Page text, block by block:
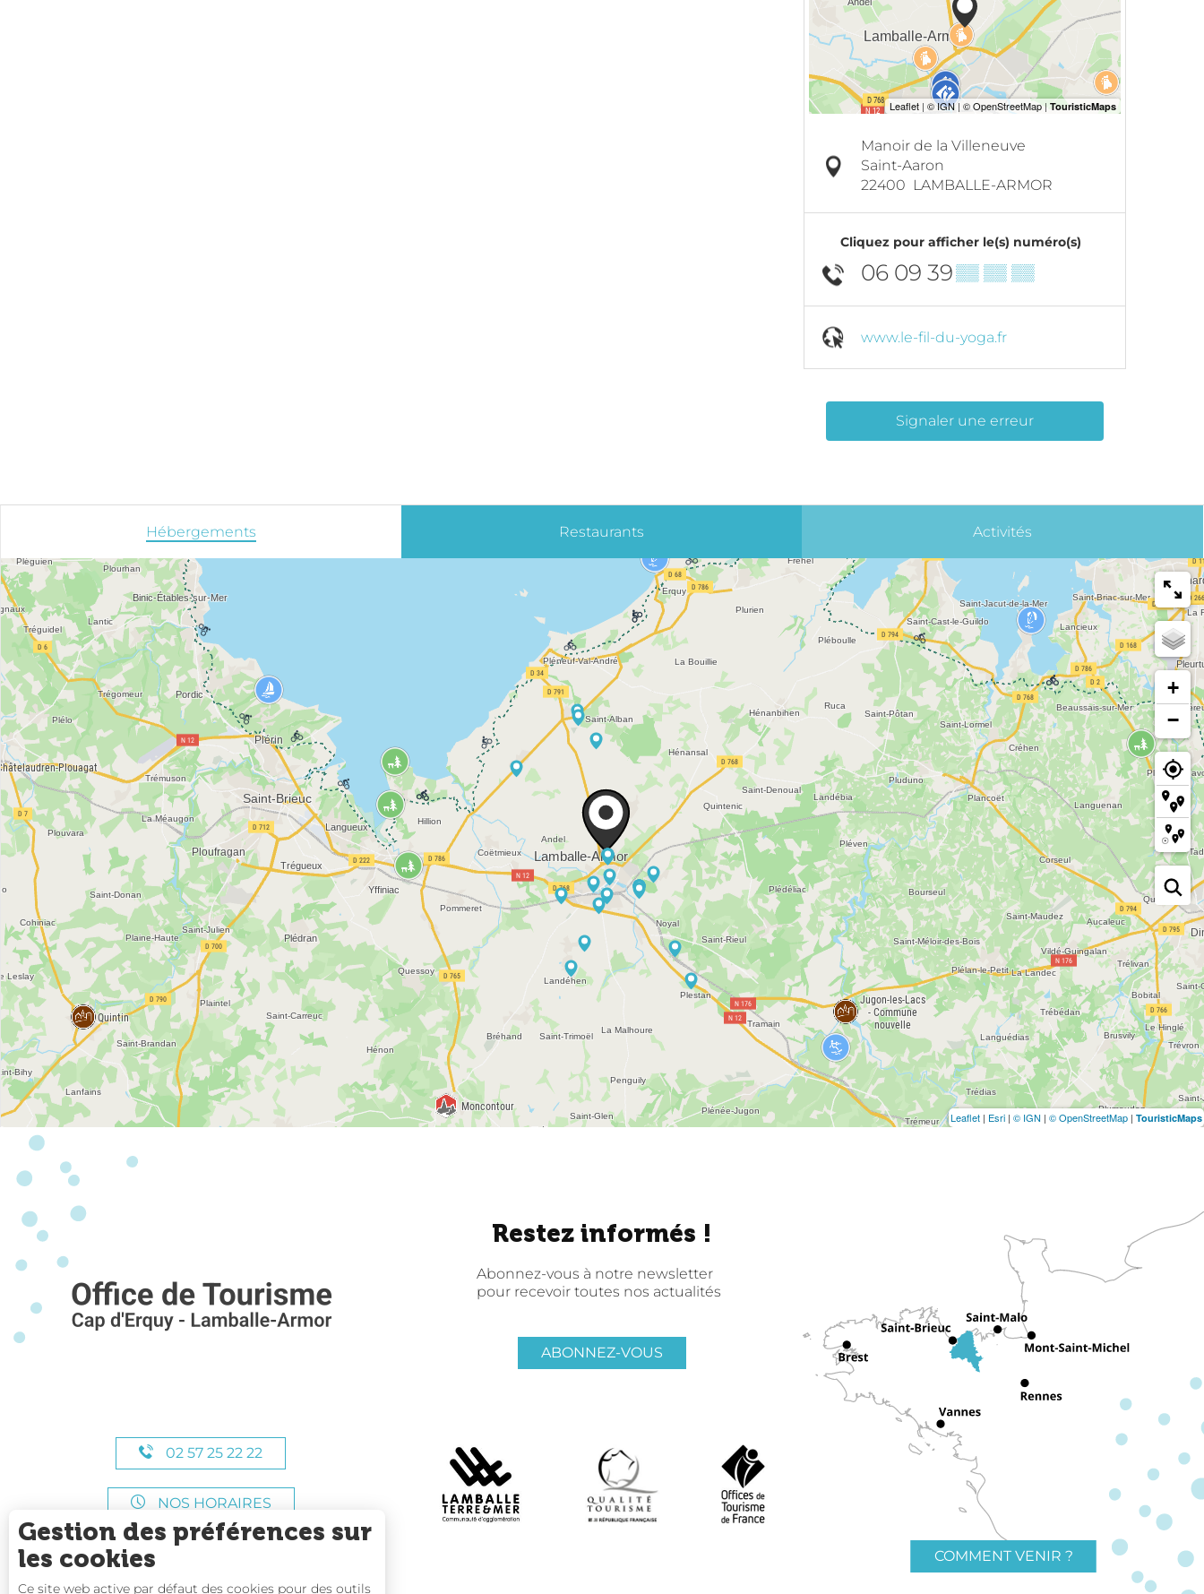
Manoir de la Villeneuve
Saint-Aaron
22400 LAMBALLE-ARMOR
Cliquez pour afficher le(s) numéro(s)
06 09 39▒▒ ▒▒ ▒▒
www.le-fil-du-yoga.fr
Signaler une erreur
Hébergements Restaurants Activités
+
−
Leaflet | Esri | © IGN | © OpenStreetMap | TouristicMaps
02 57 25 22 22
NOS HORAIRES
Restez informés !
Abonnez-vous à notre newsletter
pour recevoir toutes nos actualités
ABONNEZ-VOUS
COMMENT VENIR ?
Gestion des préférences sur
les cookies
Ce site web active par défaut des cookies pour des outils